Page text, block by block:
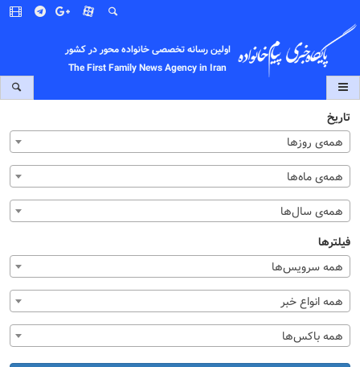
اولین رسانه تخصصی خانواده محور در کشور
The First Family News Agency in Iran
تاریخ
همه‌ی روزها
همه‌ی ماه‌ها
همه‌ی سال‌ها
فیلترها
همه سرویس‌ها
همه انواع خبر
همه باکس‌ها